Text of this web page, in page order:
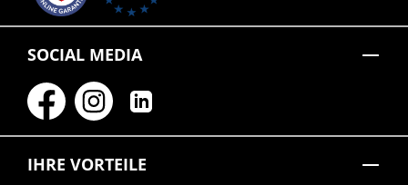
SOCIAL MEDIA
IHRE VORTEILE